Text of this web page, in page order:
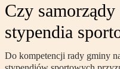
Czy
stypendia
Do kompetencji rady gminy